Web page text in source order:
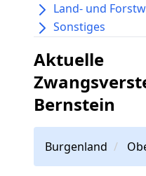
Land- und
Sonstiges
Aktuelle
Bernstein
Burgenland